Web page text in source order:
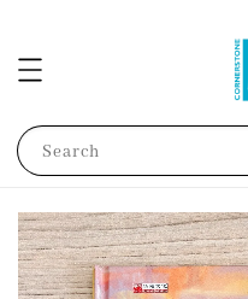
Search